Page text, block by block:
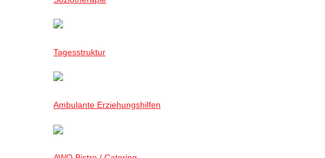
Tagesstruktur
Ambulante Erziehungshilfen